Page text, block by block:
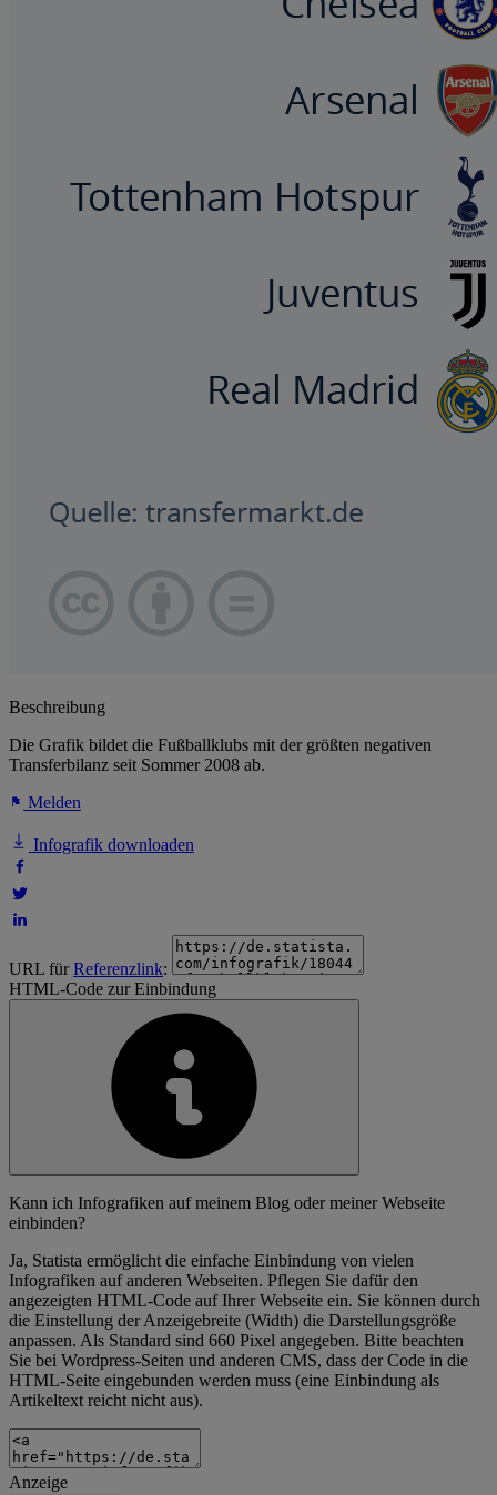
Beschreibung
Die Grafik bildet die Fußballklubs mit der größten negativen
Transferbilanz seit Sommer 2008 ab.
Melden
Infografik downloaden
URL fürReferenzlink:
HTML-Code zur Einbindung
Kann ich Infografiken auf meinem Blog oder meiner Webseite
einbinden?
Ja, Statista ermöglicht die einfache Einbindung von vielen
Infografiken auf anderen Webseiten. Pflegen Sie dafür den
angezeigten HTML-Code auf Ihrer Webseite ein. Sie können durch
die Einstellung der Anzeigebreite (Width) die Darstellungsgröße
anpassen. Als Standard sind 660 Pixel angegeben. Bitte beachten
Sie bei Wordpress-Seiten und anderen CMS, dass der Code in die
HTML-Seite eingebunden werden muss (eine Einbindung als
Artikeltext reicht nicht aus).
Anzeige